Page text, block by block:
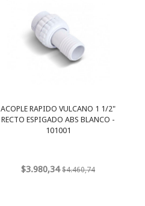
ACOPLE RAPIDO VULCANO 1 1/2"
RECTO ESPIGADO ABS BLANCO -
101001
$3.980,34 $4.460,74